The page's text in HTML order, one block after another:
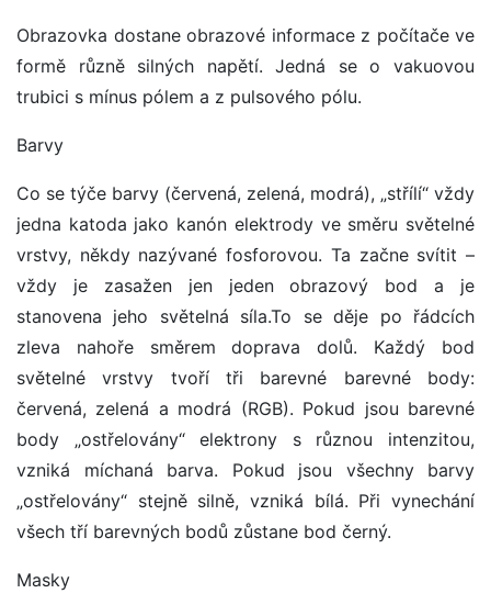
Obrazovka dostane obrazové informace z počítače ve
formě různě silných napětí. Jedná se o vakuovou
trubici s mínus pólem a z pulsového pólu.
Barvy
Co se týče barvy (červená, zelená, modrá), „střílí“ vždy
jedna katoda jako kanón elektrody ve směru světelné
vrstvy, někdy nazývané fosforovou. Ta začne svítit –
vždy je zasažen jen jeden obrazový bod a je
stanovena jeho světelná síla.To se děje po řádcích
zleva nahoře směrem doprava dolů. Každý bod
světelné vrstvy tvoří tři barevné barevné body:
červená, zelená a modrá (RGB). Pokud jsou barevné
body „ostřelovány“ elektrony s různou intenzitou,
vzniká míchaná barva. Pokud jsou všechny barvy
„ostřelovány“ stejně silně, vzniká bílá. Při vynechání
všech tří barevných bodů zůstane bod černý.
Masky